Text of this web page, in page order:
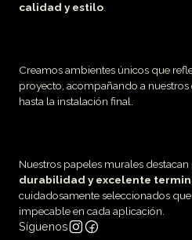
calidad y estilo
Creamos ambientes únicos que
proyecto, acompañando a
hasta la instalación final.
Nuestros papeles murales destacan
durabilidad y excelente
cuidadosamente seleccionados
impecable en cada aplicación.
Síguenos